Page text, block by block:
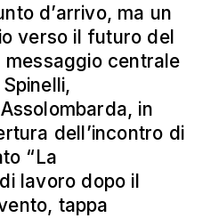
d’arrivo, ma un
verso il futuro del
centrale
in
dell’incontro di
“La
lavoro dopo il
tappa